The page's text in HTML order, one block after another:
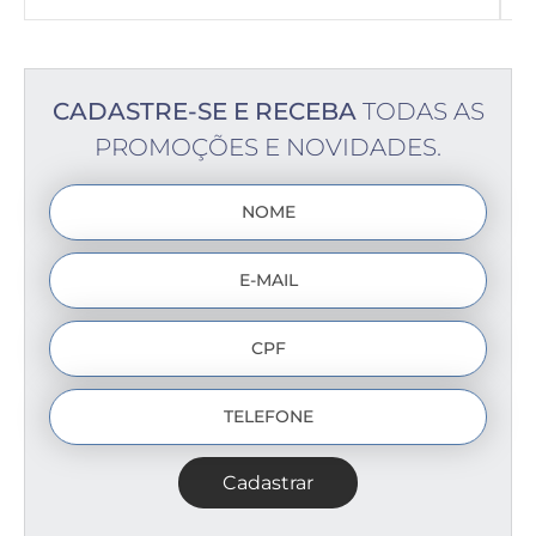
CADASTRE-SE E RECEBA TODAS AS
PROMOÇÕES E NOVIDADES.
Cadastrar